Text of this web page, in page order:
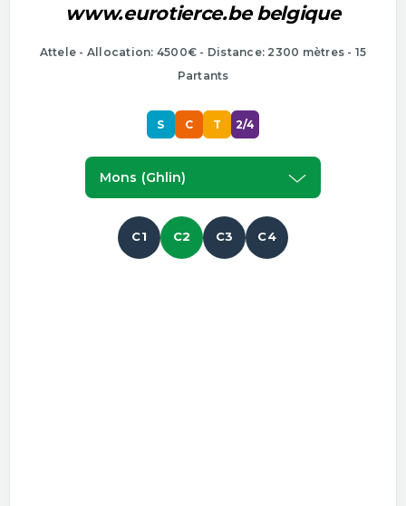
www.eurotierce.be belgique
Attele - Allocation: 4500€ - Distance: 2300 mètres - 15
Partants
S C T 2/4
Mons (ghlin)
C1 C2 C3 C4